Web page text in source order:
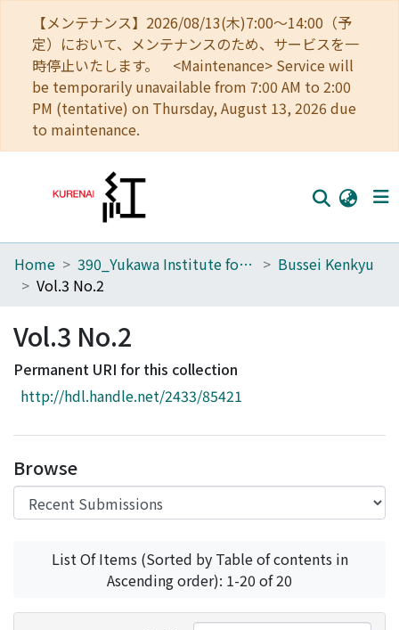
【メンテナンス】2026/08/13(木)7:00～14:00（予
定）において、メンテナンスのため、サービスを一
時停止いたします。 <Maintenance> Service will
be temporarily unavailable from 7:00 AM to 2:00
PM (tentative) on Thursday, August 13, 2026 due
to maintenance.
Home
Browse
Download Ranking
Access Statistics
Home 390_Yukawa Institute for Theoretical Physics
Bussei Kenkyu
Vol.3 No.2
Vol.3 No.2
Permanent URI for this collection
http://hdl.handle.net/2433/85421
Browse
List Of Items (Sorted by Table of contents in
Ascending order): 1-20 of 20